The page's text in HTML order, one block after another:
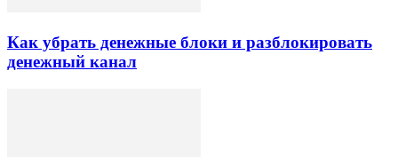
Как убрать денежные блоки и разблокировать
денежный канал